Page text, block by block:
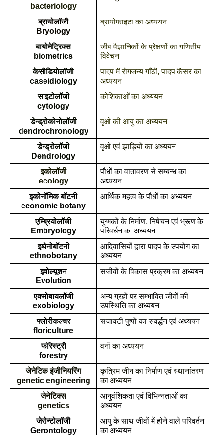
bacteriology
ब्रायोलॉजी
Bryology
ब्रायोफाइटा का अध्ययन
बायोमेट्रिक्स
biometrics
जीव वैज्ञानिकों के प्रेक्षणों का गणितीय
विवेचन
केसीडियोलॉजी
caseidiology
पादप में रोगजन्य गाँठों, पादप कैंसर का
अध्ययन
साइटोलॉजी
cytology
कोशिकाओं का अध्ययन
डेन्ड्रोकोनोलॉजी
dendrochronology
वृक्षों की आयु का अध्ययन
डेन्ड्रोलॉजी
Dendrology
वृक्षों एवं झाड़ियों का अध्ययन
इकोलॉजी
ecology
पौधों का वातावरण से सम्बन्ध का
अध्ययन
इकोनॉमिक बॉटनी
economic botany
आर्थिक महत्व के पौधों का अध्ययन
एम्ब्रियोलॉजी
Embryology
युग्मकों के निर्माण, निषेचन एवं भ्रूण के
परिवर्धन का अध्ययन
इथेनोबॉटनी
ethnobotany
आदिवासियों द्वारा पादप के उपयोग का
अध्ययन
इवोल्यूशन
Evolution
सजीवों के विकास प्रक्रम का अध्ययन
एक्सोबायलॉजी
exobiology
अन्य ग्रहों पर सम्भावित जीवों की
उपस्थिति का अध्ययन
फ्लोरीकल्चर
floriculture
सजावटी पुष्पों का संवर्द्धन एवं अध्ययन
फॉरेस्ट्री
forestry
वनों का अध्ययन
जेनेटिक इंजीनियरिंग
genetic engineering
कृत्रिम जीन का निर्माण एवं स्थानांतरण
का अध्ययन
जेनेटिक्स
genetics
आनुवंशिकता एवं विभिन्नताओं का
अध्ययन
जेरोन्टोलॉजी
Gerontology
आयु के साथ जीवों में होने वाले परिवर्तन
का अध्ययन